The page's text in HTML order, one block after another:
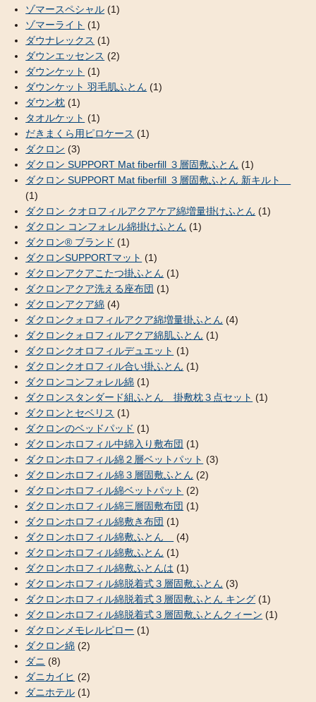
ゾマースペシャル (1)
ゾマーライト (1)
ダウナレックス (1)
ダウンエッセンス (2)
ダウンケット (1)
ダウンケット 羽毛肌ふとん (1)
ダウン枕 (1)
タオルケット (1)
だきまくら用ピロケース (1)
ダクロン (3)
ダクロン SUPPORT Mat fiberfill ３層固敷ふとん (1)
ダクロン SUPPORT Mat fiberfill ３層固敷ふとん 新キルト
(1)
ダクロン クオロフィルアクアケア綿増量掛けふとん (1)
ダクロン コンフォレル綿掛けふとん (1)
ダクロン® ブランド (1)
ダクロンSUPPORTマット (1)
ダクロンアクアこたつ掛ふとん (1)
ダクロンアクア洗える座布団 (1)
ダクロンアクア綿 (4)
ダクロンクォロフィルアクア綿増量掛ふとん (4)
ダクロンクォロフィルアクア綿肌ふとん (1)
ダクロンクオロフィルデュエット (1)
ダクロンクオロフィル合い掛ふとん (1)
ダクロンコンフォレル綿 (1)
ダクロンスタンダード組ふとん 掛敷枕３点セット (1)
ダクロンとセベリス (1)
ダクロンのベッドパッド (1)
ダクロンホロフィル中綿入り敷布団 (1)
ダクロンホロフィル綿２層ベットパット (3)
ダクロンホロフィル綿３層固敷ふとん (2)
ダクロンホロフィル綿ベットパット (2)
ダクロンホロフィル綿三層固敷布団 (1)
ダクロンホロフィル綿敷き布団 (1)
ダクロンホロフィル綿敷ふとん
(4)
ダクロンホロフィル綿敷ふとん (1)
ダクロンホロフィル綿敷ふとんは (1)
ダクロンホロフィル綿脱着式３層固敷ふとん (3)
ダクロンホロフィル綿脱着式３層固敷ふとん キング (1)
ダクロンホロフィル綿脱着式３層固敷ふとんクィーン (1)
ダクロンメモレルピロー (1)
ダクロン綿 (2)
ダニ (8)
ダニカイヒ (2)
ダニホテル (1)